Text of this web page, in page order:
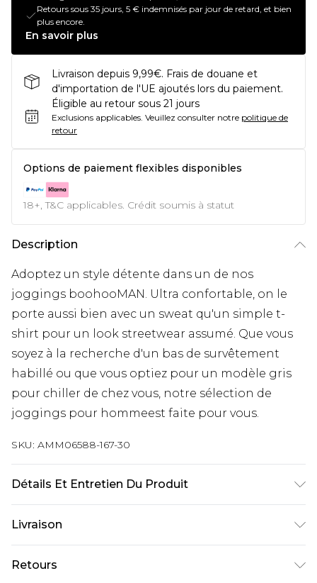
Retours sous 35 jours, 5 € indemnisés par jour de retard, et bien
plus encore.
En savoir plus
Livraison depuis 9,99€. Frais de douane et
d'importation de l'UE ajoutés lors du paiement.
Éligible au retour sous 21 jours
Exclusions applicables. Veuillez consulter notre politique de
retour
Options de paiement flexibles disponibles
18+, T&C applicables. Crédit soumis à statut
Description
Adoptez un style détente dans un de nos
joggings boohooMAN. Ultra confortable, on le
porte aussi bien avec un sweat qu'un simple t-
shirt pour un look streetwear assumé. Que vous
soyez à la recherche d'un bas de survêtement
habillé ou que vous optiez pour un modèle gris
pour chiller de chez vous, notre sélection de
joggings pour hommeest faite pour vous.
SKU: AMM06588-167-30
Détails Et Entretien Du Produit
Livraison
Livraison standard France
Retours